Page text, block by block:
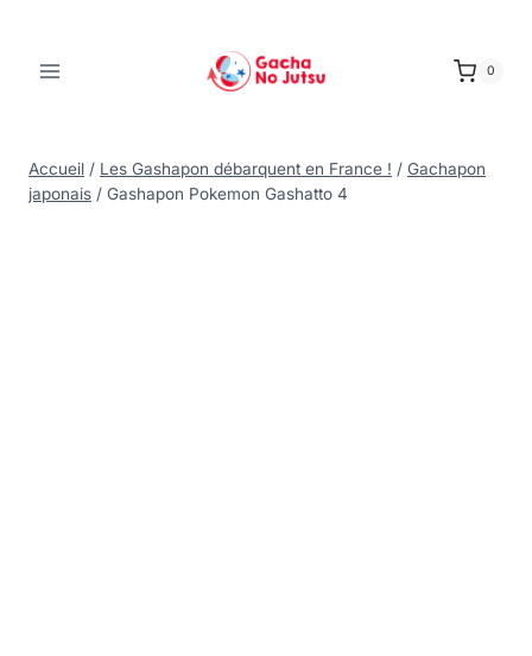
0
Accueil / Les Gashapon débarquent en France ! / Gachapon
japonais / Gashapon Pokemon Gashatto 4